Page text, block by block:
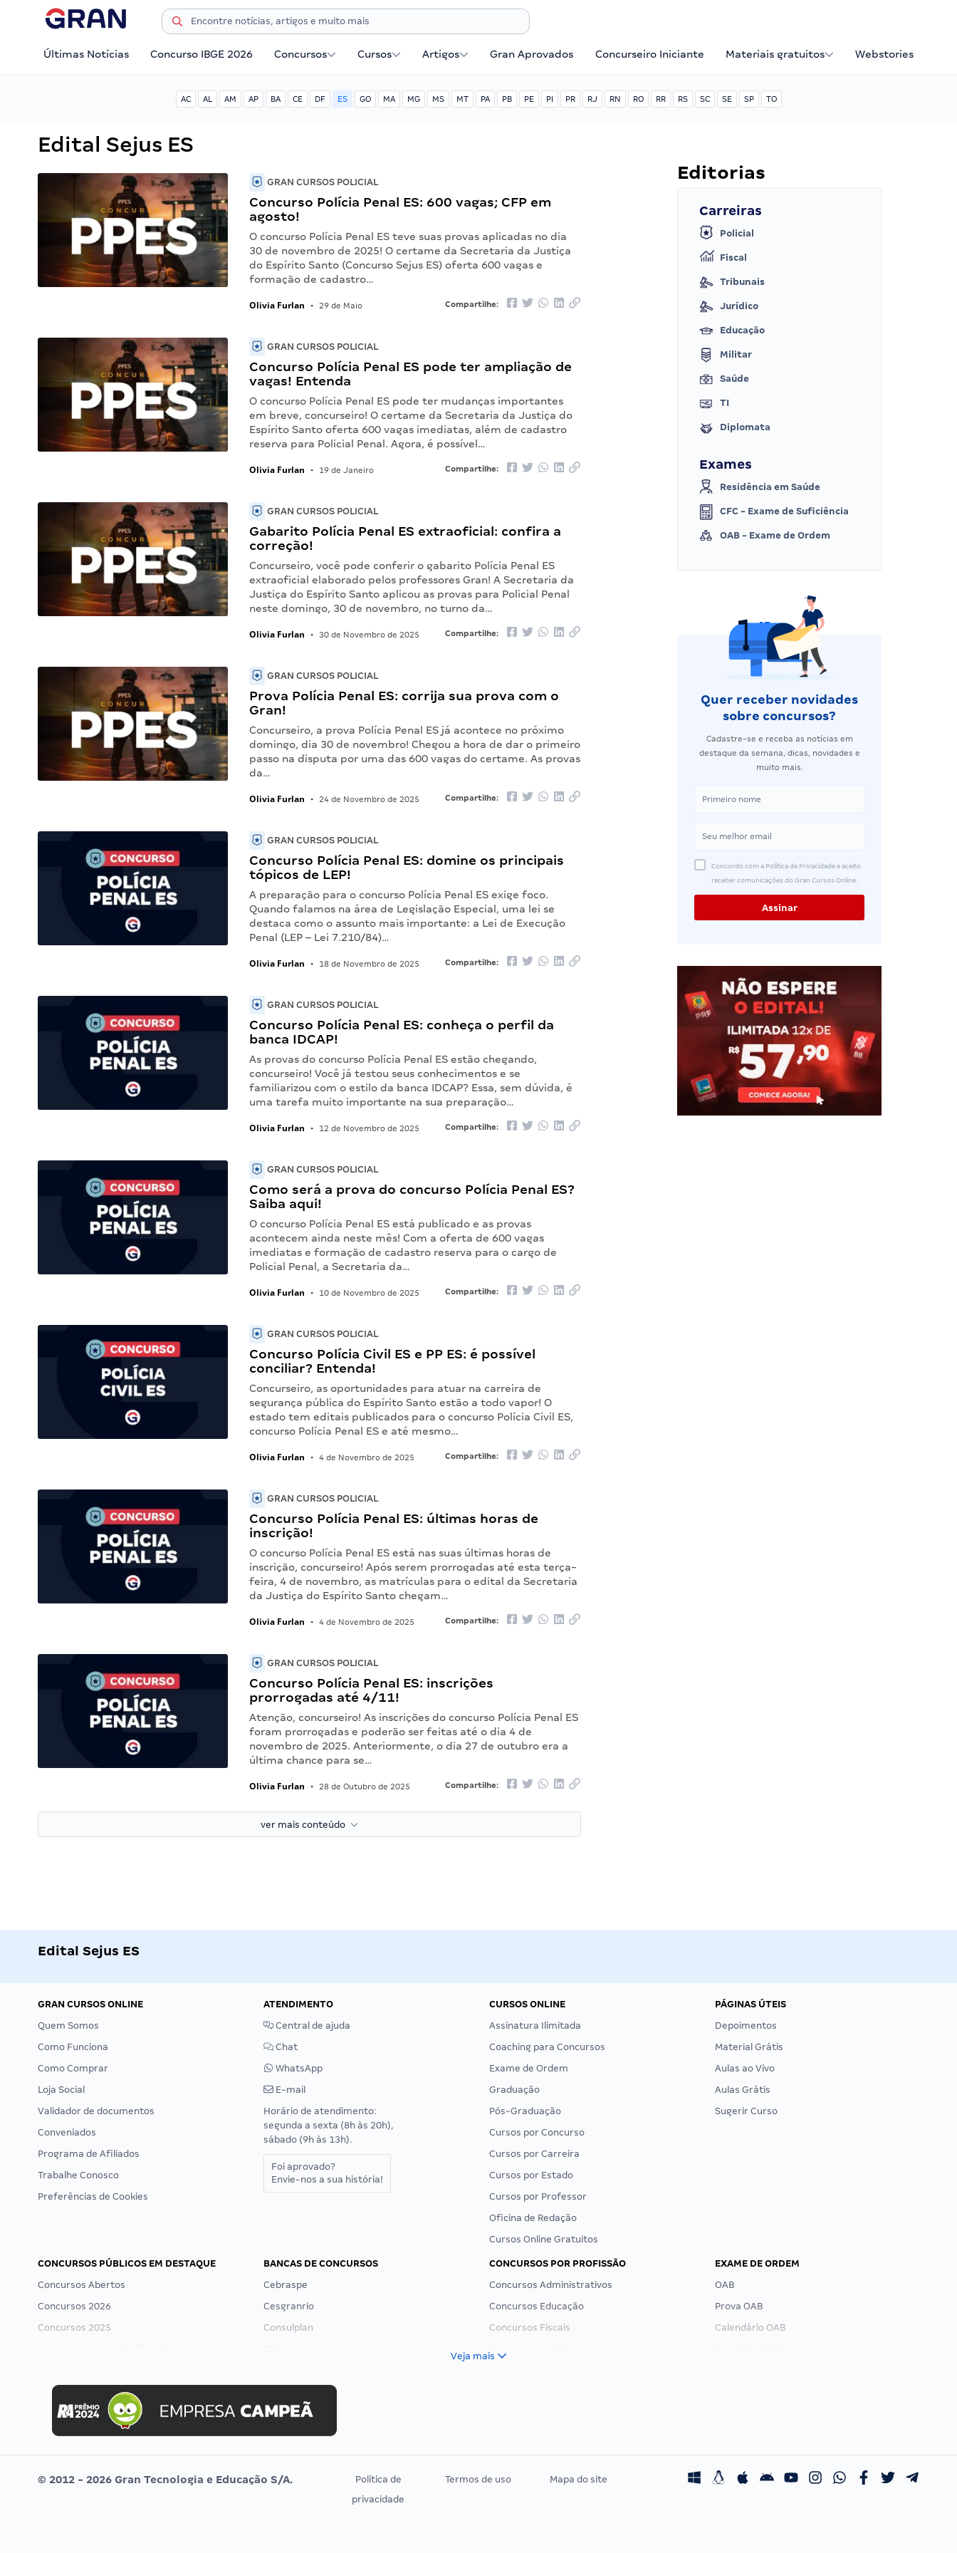
Últimas Notícias Concurso IBGE 2026 Concursos Cursos Artigos Gran Aprovados Concurseiro Iniciante Materiais gratuitos Webstories
AC AL AM AP BA CE DF ES GO MA MG MS MT PA PB PE PI PR RJ RN RO RR RS SC SE SP TO
Edital Sejus ES
GRAN CURSOS POLICIAL
Concurso Polícia Penal ES: 600 vagas; CFP em
agosto!
O concurso Polícia Penal ES teve suas provas aplicadas no dia
30 de novembro de 2025! O certame da Secretaria da Justiça
do Espírito Santo (Concurso Sejus ES) oferta 600 vagas e
formação de cadastro…
Olivia Furlan • 29 de Maio Compartilhe:
GRAN CURSOS POLICIAL
Concurso Polícia Penal ES pode ter ampliação de
vagas! Entenda
O concurso Polícia Penal ES pode ter mudanças importantes
em breve, concurseiro! O certame da Secretaria da Justiça do
Espírito Santo oferta 600 vagas imediatas, além de cadastro
reserva para Policial Penal. Agora, é possível…
Olivia Furlan • 19 de Janeiro Compartilhe:
GRAN CURSOS POLICIAL
Gabarito Polícia Penal ES extraoficial: confira a
correção!
Concurseiro, você pode conferir o gabarito Polícia Penal ES
extraoficial elaborado pelos professores Gran! A Secretaria da
Justiça do Espírito Santo aplicou as provas para Policial Penal
neste domingo, 30 de novembro, no turno da…
Olivia Furlan • 30 de Novembro de 2025 Compartilhe:
GRAN CURSOS POLICIAL
Prova Polícia Penal ES: corrija sua prova com o
Gran!
Concurseiro, a prova Polícia Penal ES já acontece no próximo
domingo, dia 30 de novembro! Chegou a hora de dar o primeiro
passo na disputa por uma das 600 vagas do certame. As provas
da…
Olivia Furlan • 24 de Novembro de 2025 Compartilhe:
GRAN CURSOS POLICIAL
Concurso Polícia Penal ES: domine os principais
tópicos de LEP!
A preparação para o concurso Polícia Penal ES exige foco.
Quando falamos na área de Legislação Especial, uma lei se
destaca como o assunto mais importante: a Lei de Execução
Penal (LEP – Lei 7.210/84)…
Olivia Furlan • 18 de Novembro de 2025 Compartilhe:
GRAN CURSOS POLICIAL
Concurso Polícia Penal ES: conheça o perfil da
banca IDCAP!
As provas do concurso Polícia Penal ES estão chegando,
concurseiro! Você já testou seus conhecimentos e se
familiarizou com o estilo da banca IDCAP? Essa, sem dúvida, é
uma tarefa muito importante na sua preparação…
Olivia Furlan • 12 de Novembro de 2025 Compartilhe:
GRAN CURSOS POLICIAL
Como será a prova do concurso Polícia Penal ES?
Saiba aqui!
O concurso Polícia Penal ES está publicado e as provas
acontecem ainda neste mês! Com a oferta de 600 vagas
imediatas e formação de cadastro reserva para o cargo de
Policial Penal, a Secretaria da…
Olivia Furlan • 10 de Novembro de 2025 Compartilhe:
GRAN CURSOS POLICIAL
Concurso Polícia Civil ES e PP ES: é possível
conciliar? Entenda!
Concurseiro, as oportunidades para atuar na carreira de
segurança pública do Espírito Santo estão a todo vapor! O
estado tem editais publicados para o concurso Polícia Civil ES,
concurso Polícia Penal ES e até mesmo…
Olivia Furlan • 4 de Novembro de 2025 Compartilhe:
GRAN CURSOS POLICIAL
Concurso Polícia Penal ES: últimas horas de
inscrição!
O concurso Polícia Penal ES está nas suas últimas horas de
inscrição, concurseiro! Após serem prorrogadas até esta terça-
feira, 4 de novembro, as matrículas para o edital da Secretaria
da Justiça do Espírito Santo chegam…
Olivia Furlan • 4 de Novembro de 2025 Compartilhe:
GRAN CURSOS POLICIAL
Concurso Polícia Penal ES: inscrições
prorrogadas até 4/11!
Atenção, concurseiro! As inscrições do concurso Polícia Penal ES
foram prorrogadas e poderão ser feitas até o dia 4 de
novembro de 2025. Anteriormente, o dia 27 de outubro era a
última chance para se…
Olivia Furlan • 28 de Outubro de 2025 Compartilhe:
ver mais conteúdo
Editorias
Carreiras
Policial
Fiscal
Tribunais
Jurídico
Educação
Militar
Saúde
TI
Diplomata
Exames
Residência em Saúde
CFC - Exame de Suficiência
OAB - Exame de Ordem
Quer receber novidades
sobre concursos?
Cadastre-se e receba as notícias em
destaque da semana, dicas, novidades e
muito mais.
Concordo com a Política de Privacidade e aceito
receber comunicações do Gran Cursos Online.
Edital Sejus ES
GRAN CURSOS ONLINE
Quem Somos
Como Funciona
Como Comprar
Loja Social
Validador de documentos
Conveniados
Programa de Afiliados
Trabalhe Conosco
Preferências de Cookies
ATENDIMENTO
Central de ajuda
Chat
WhatsApp
E-mail
Horário de atendimento:
segunda a sexta (8h às 20h),
sábado (9h às 13h).
Foi aprovado?
Envie-nos a sua história!
CURSOS ONLINE
Assinatura Ilimitada
Coaching para Concursos
Exame de Ordem
Graduação
Pós-Graduação
Cursos por Concurso
Cursos por Carreira
Cursos por Estado
Cursos por Professor
Oficina de Redação
Cursos Online Gratuitos
PÁGINAS ÚTEIS
Depoimentos
Material Grátis
Aulas ao Vivo
Aulas Grátis
Sugerir Curso
CONCURSOS PÚBLICOS EM DESTAQUE
Concursos Abertos
Concursos 2026
Concursos 2025
Concurso MPU
Editais publicados
BANCAS DE CONCURSOS
Cebraspe
Cesgranrio
Consulplan
Selecon
Uniase
Vunesp
CONCURSOS POR PROFISSÃO
Concursos Administrativos
Concursos Educação
Concursos Fiscais
Residência Multiprofissional
EXAME DE ORDEM
OAB
Prova OAB
Calendário OAB
Veja mais
© 2012 - 2026 Gran Tecnologia e Educação S/A.
Política de
privacidade
Termos de uso Mapa do site